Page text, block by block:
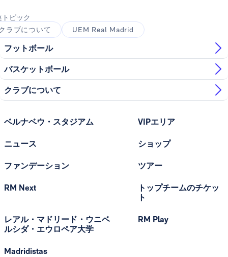
トピック
ラブについて
UEM Real Madrid
フットボール
バスケットボール
クラブについて
ベルナベウ・スタジアム
ニュース
ファンデーション
RM Next
レアル・マドリード・ウニベ
ルシダ・エウロペア大学
Madridistas
VIPエリア
ショップ
ツアー
トップチームのチケッ
ト
RM Play